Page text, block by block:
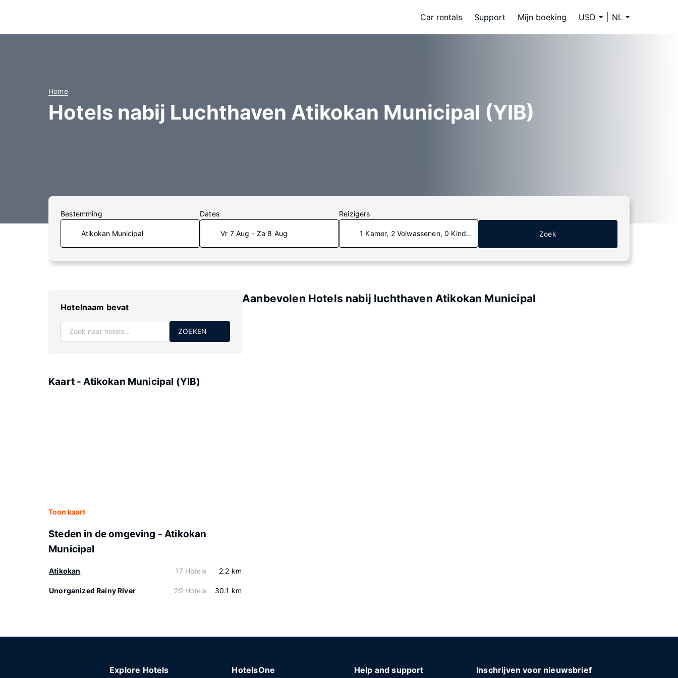
Car rentals Support Mijn boeking USD NL
Home
Hotels nabij Luchthaven Atikokan Municipal (YIB)
Bestemming Dates
Vr 7 Aug - Za 8 Aug
Reizigers
1 Kamer, 2 Volwassenen, 0 Kinderen Zoek
Hotelnaam bevat
ZOEKEN
Kaart - Atikokan Municipal (YIB)
Toon kaart
Steden in de omgeving - Atikokan
Municipal
Atikokan 17 Hotels 2.2 km
Unorganized Rainy River 29 Hotels 30.1 km
Aanbevolen Hotels nabij luchthaven Atikokan Municipal
Explore Hotels HotelsOne Help and support Inschrijven voor nieuwsbrief